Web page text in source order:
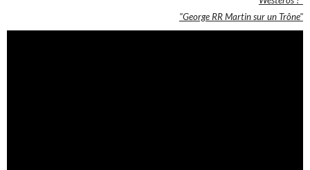
"George RR Martin sur un Trône"